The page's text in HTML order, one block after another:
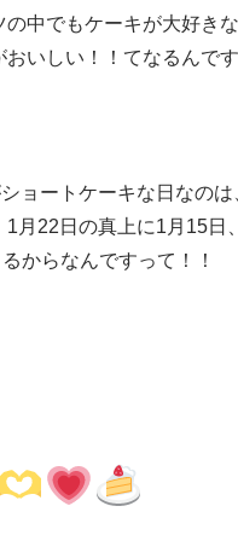
中でもケーキが大好きな
いしい！！てなるんで
ョートケーキな日なのは
月22日の真上に1月15日、
からなんですって！！